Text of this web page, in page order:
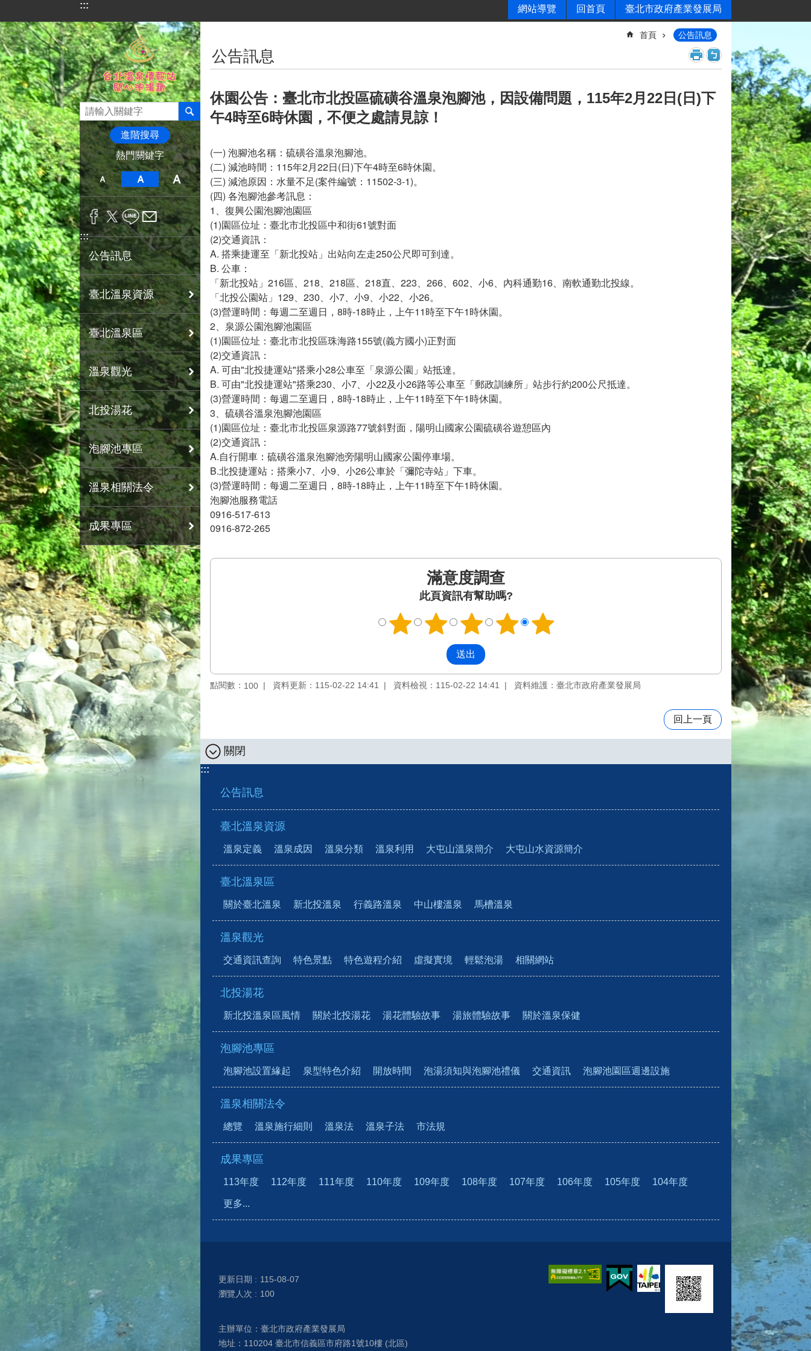
跳到主要內容區塊
::: 網站導覽 回首頁 臺北市政府產業發展局
進階搜尋
熱門關鍵字
:::
公告訊息
臺北溫泉資源
臺北溫泉區
溫泉觀光
北投湯花
泡腳池專區
溫泉相關法令
成果專區
首頁 公告訊息
公告訊息
休園公告：臺北市北投區硫磺谷溫泉泡腳池，因設備問題，115年2月22日(日)下
午4時至6時休園，不便之處請見諒！
(一) 泡腳池名稱：硫磺谷溫泉泡腳池。
(二) 減池時間：115年2月22日(日)下午4時至6時休園。
(三) 減池原因：水量不足(案件編號：11502-3-1)。
(四) 各泡腳池參考訊息：
1、復興公園泡腳池園區
(1)園區位址：臺北市北投區中和街61號對面
(2)交通資訊：
A. 搭乘捷運至「新北投站」出站向左走250公尺即可到達。
B. 公車：
「新北投站」216區、218、218區、218直、223、266、602、小6、內科通勤16、南軟通勤北投線。
「北投公園站」129、230、小7、小9、小22、小26。
(3)營運時間：每週二至週日，8時-18時止，上午11時至下午1時休園。
2、泉源公園泡腳池園區
(1)園區位址：臺北市北投區珠海路155號(義方國小)正對面
(2)交通資訊：
A. 可由"北投捷運站"搭乘小28公車至「泉源公園」站抵達。
B. 可由"北投捷運站"搭乘230、小7、小22及小26路等公車至「郵政訓練所」站步行約200公尺抵達。
(3)營運時間：每週二至週日，8時-18時止，上午11時至下午1時休園。
3、硫磺谷溫泉泡腳池園區
(1)園區位址：臺北市北投區泉源路77號斜對面，陽明山國家公園硫磺谷遊憩區內
(2)交通資訊：
A.自行開車：硫磺谷溫泉泡腳池旁陽明山國家公園停車場。
B.北投捷運站：搭乘小7、小9、小26公車於「彌陀寺站」下車。
(3)營運時間：每週二至週日，8時-18時止，上午11時至下午1時休園。
泡腳池服務電話
0916-517-613
0916-872-265
滿意度調查
此頁資訊有幫助嗎?
點閱數： 100 資料更新：115-02-22 14:41 資料檢視：115-02-22 14:41 資料維護：臺北市政府產業發展局
回上一頁
關閉
:::
公告訊息
臺北溫泉資源
溫泉定義 溫泉成因 溫泉分類 溫泉利用 大屯山溫泉簡介 大屯山水資源簡介
臺北溫泉區
關於臺北溫泉 新北投溫泉 行義路溫泉 中山樓溫泉 馬槽溫泉
溫泉觀光
交通資訊查詢 特色景點 特色遊程介紹 虛擬實境 輕鬆泡湯 相關網站
北投湯花
新北投溫泉區風情 關於北投湯花 湯花體驗故事 湯旅體驗故事 關於溫泉保健
泡腳池專區
泡腳池設置緣起 泉型特色介紹 開放時間 泡湯須知與泡腳池禮儀 交通資訊 泡腳池園區週邊設施
溫泉相關法令
總覽 溫泉施行細則 溫泉法 溫泉子法 市法規
成果專區
113年度 112年度 111年度 110年度 109年度 108年度 107年度 106年度 105年度 104年度
更多...
更新日期
115-08-07
瀏覽人次
100
主辦單位：臺北市政府產業發展局
地址：110204 臺北市信義區市府路1號10樓 (北區)